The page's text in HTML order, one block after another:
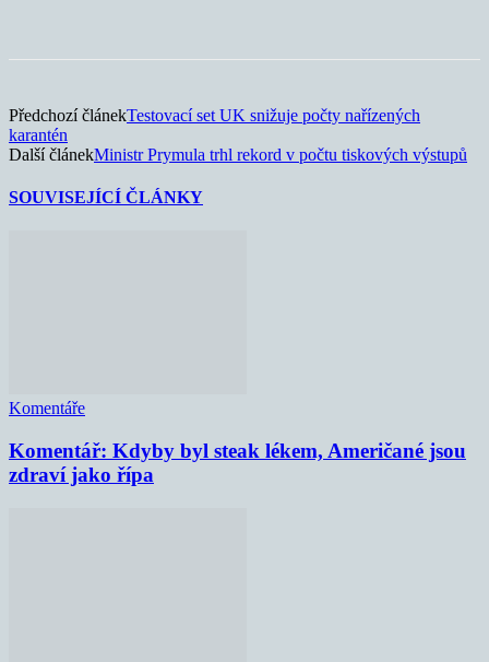
Předchozí článekTestovací set UK snižuje počty nařízených
karantén
Další článekMinistr Prymula trhl rekord v počtu tiskových výstupů
SOUVISEJÍCÍ ČLÁNKY
Komentáře
Komentář: Kdyby byl steak lékem, Američané jsou
zdraví jako řípa